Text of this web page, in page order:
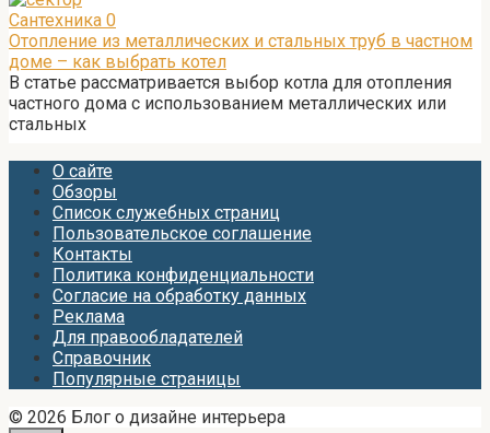
Сантехника 0
Отопление из металлических и стальных труб в частном
доме – как выбрать котел
В статье рассматривается выбор котла для отопления
частного дома с использованием металлических или
стальных
О сайте
Обзоры
Список служебных страниц
Пользовательское соглашение
Контакты
Политика конфиденциальности
Согласие на обработку данных
Реклама
Для правообладателей
Справочник
Популярные страницы
© 2026 Блог о дизайне интерьера